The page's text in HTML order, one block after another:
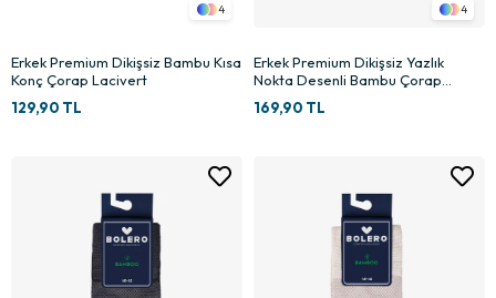
4
Erkek Premium Dikişsiz Bambu Kısa
Konç Çorap Lacivert
129,90 TL
4
Erkek Premium Dikişsiz Yazlık
Nokta Desenli Bambu Çorap
169,90 TL